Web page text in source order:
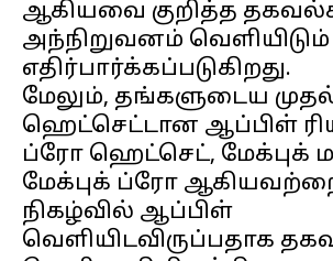
ஆகியவை குறித்த
அந்நிறுவனம்
எதிர்பார்க்கப்படுகிறது.
மேலும், தங்களுடைய முதல்
ஹெட்செட்டான ஆப்பிள்
ப்ரோ ஹெட்செட், மேக்புக்
மேக்புக் ப்ரோ
நிகழ்வில் ஆப்பிள்
வெளியிடவிருப்பதாக